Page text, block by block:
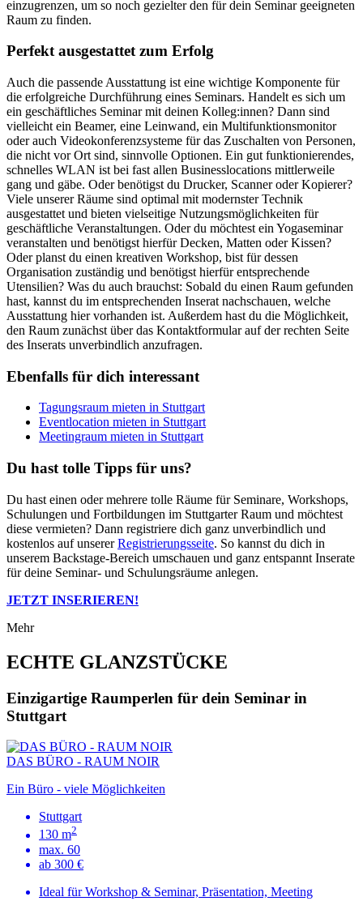
einzugrenzen, um so noch gezielter den für dein Seminar geeigneten
Raum zu finden.
Perfekt ausgestattet zum Erfolg
Auch die passende Ausstattung ist eine wichtige Komponente für
die erfolgreiche Durchführung eines Seminars. Handelt es sich um
ein geschäftliches Seminar mit deinen Kolleg:innen? Dann sind
vielleicht ein Beamer, eine Leinwand, ein Multifunktionsmonitor
oder auch Videokonferenzsysteme für das Zuschalten von Personen,
die nicht vor Ort sind, sinnvolle Optionen. Ein gut funktionierendes,
schnelles WLAN ist bei fast allen Businesslocations mittlerweile
gang und gäbe. Oder benötigst du Drucker, Scanner oder Kopierer?
Viele unserer Räume sind optimal mit modernster Technik
ausgestattet und bieten vielseitige Nutzungsmöglichkeiten für
geschäftliche Veranstaltungen. Oder du möchtest ein Yogaseminar
veranstalten und benötigst hierfür Decken, Matten oder Kissen?
Oder planst du einen kreativen Workshop, bist für dessen
Organisation zuständig und benötigst hierfür entsprechende
Utensilien? Was du auch brauchst: Sobald du einen Raum gefunden
hast, kannst du im entsprechenden Inserat nachschauen, welche
Ausstattung hier vorhanden ist. Außerdem hast du die Möglichkeit,
den Raum zunächst über das Kontaktformular auf der rechten Seite
des Inserats unverbindlich anzufragen.
Ebenfalls für dich interessant
Tagungsraum mieten in Stuttgart
Eventlocation mieten in Stuttgart
Meetingraum mieten in Stuttgart
Du hast tolle Tipps für uns?
Du hast einen oder mehrere tolle Räume für Seminare, Workshops,
Schulungen und Fortbildungen im Stuttgarter Raum und möchtest
diese vermieten? Dann registriere dich ganz unverbindlich und
kostenlos auf unsererRegistrierungsseite. So kannst du dich in
unserem Backstage-Bereich umschauen und ganz entspannt Inserate
für deine Seminar- und Schulungsräume anlegen.
JETZT INSERIEREN!
Mehr
ECHTE GLANZSTÜCKE
Einzigartige Raumperlen für dein Seminar in
Stuttgart
DAS BÜRO - RAUM NOIR
Ein Büro - viele Möglichkeiten
Stuttgart
130 m2
max. 60
ab 300 €
Ideal für Workshop & Seminar, Präsentation, Meeting